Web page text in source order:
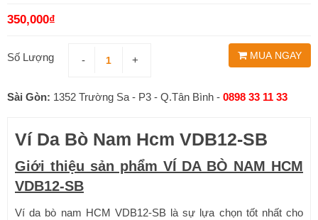
350,000₫
Số Lượng - + MUA NGAY
Sài Gòn: 1352 Trường Sa - P3 - Q.Tân Bình - 0898 33 11 33
Ví Da Bò Nam Hcm VDB12-SB
Giới thiệu sản phẩm VÍ DA BÒ NAM HCM
VDB12-SB
Ví da bò nam HCM VDB12-SB là sự lựa chọn tốt nhất cho